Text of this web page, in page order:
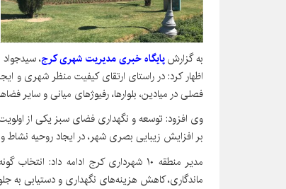
به گزارشپایگاه خبری مدیریت شهری کرج،
اظهار کرد: در راستای ارتقای کیفیت منظر شهری و
فصلی در میادین، بلوارها، رفیوژهای میانی و سایر
وی افزود: توسعه و نگهداری فضای سبز یکی از
بر افزایش زیبایی بصری شهر، در ایجاد روحیه
مدیر منطقه ۱۰ شهرداری کرج ادامه
ماندگاری، کاهش هزینه‌های نگهداری و دستیابی